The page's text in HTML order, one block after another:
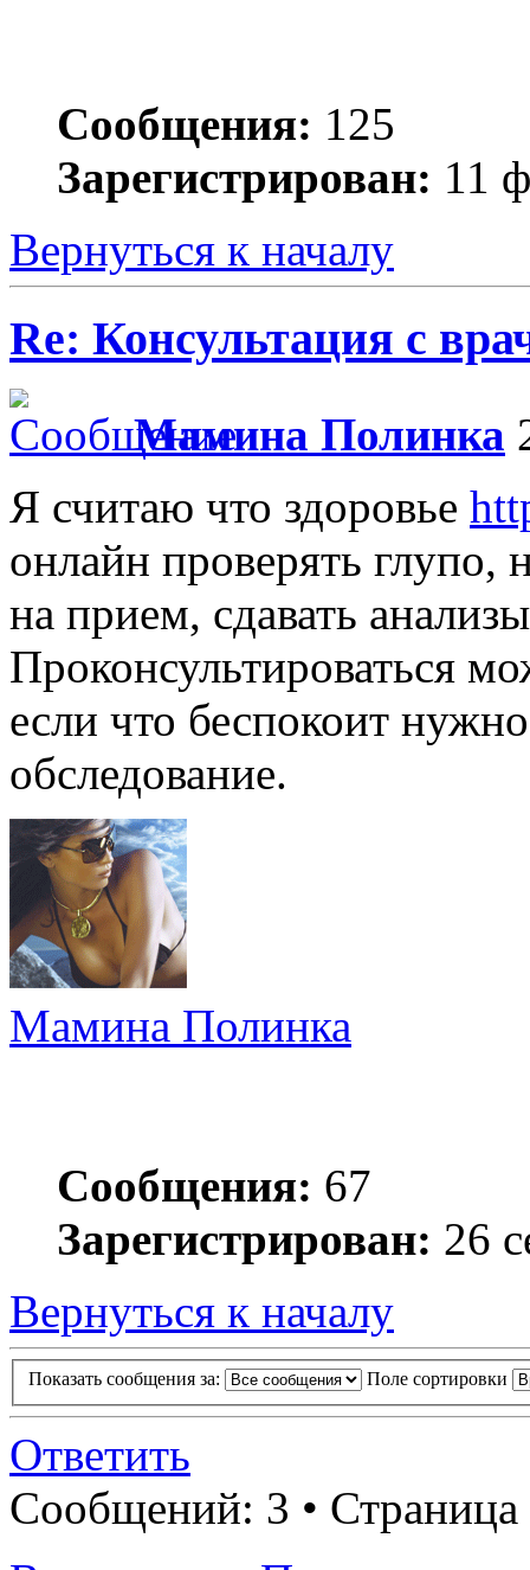
Сообщения: 125
Зарегистрирован: 11
Вернуться к началу
Re: Консультация с
Мамина Полинка
Я считаю что здоровье
онлайн проверять глупо,
на прием, сдавать
Проконсультироваться
если что беспокоит
обследование.
Мамина Полинка
Сообщения: 67
Зарегистрирован: 26
Вернуться к началу
Показать сообщения за: Поле сортировки
Ответить
Сообщений: 3 • Страница